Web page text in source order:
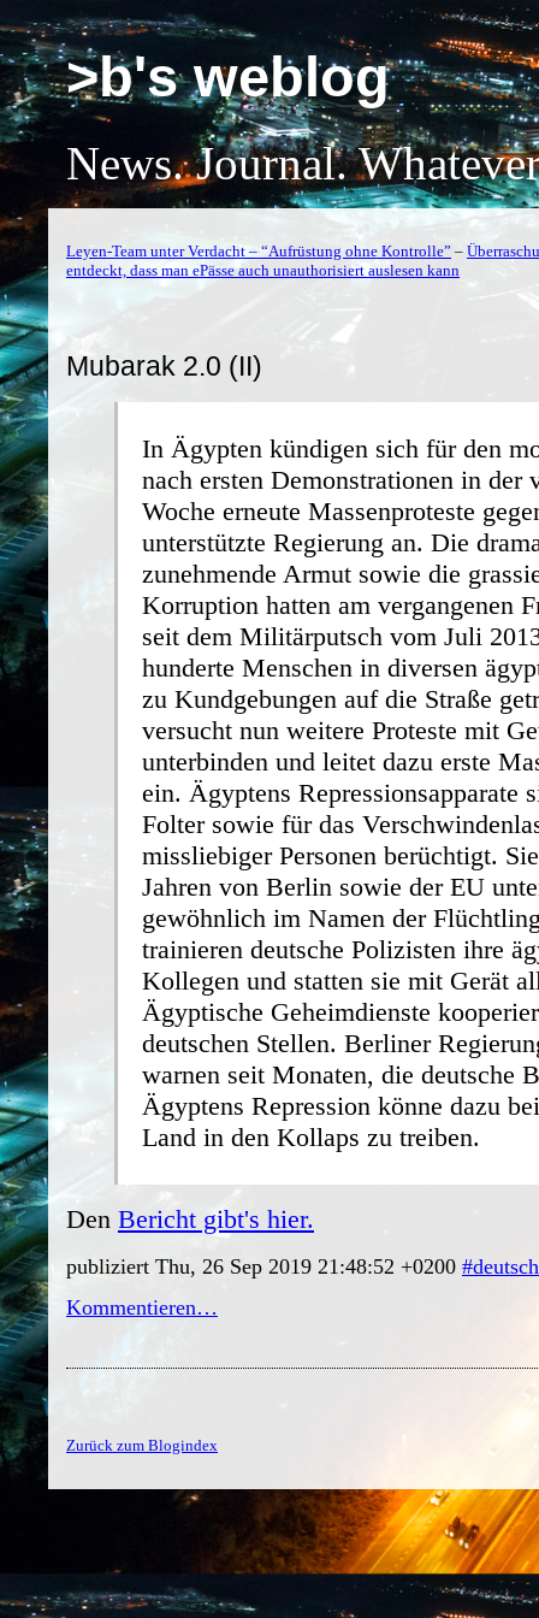
>b's weblog
News. Journal.
Leyen-Team unter Verdacht – “Aufrüstung ohne Kontrolle” –
entdeckt, dass man ePässe auch unauthorisiert auslesen kann
Mubarak 2.0 (II)
In Ägypten kündigen sich für den
nach ersten Demonstrationen in der
Woche erneute Massenproteste
unterstützte Regierung an. Die
zunehmende Armut sowie die
Korruption hatten am vergangenen
seit dem Militärputsch vom Juli
hunderte Menschen in diversen
zu Kundgebungen auf die Straße
versucht nun weitere Proteste mit
unterbinden und leitet dazu erste
ein. Ägyptens Repressionsapparate
Folter sowie für das
missliebiger Personen berüchtigt.
Jahren von Berlin sowie der EU
gewöhnlich im Namen der
trainieren deutsche Polizisten ihre
Kollegen und statten sie mit Gerät
Ägyptische Geheimdienste
deutschen Stellen. Berliner
warnen seit Monaten, die deutsche
Ägyptens Repression könne dazu
Land in den Kollaps zu treiben.
Den Bericht gibt's hier.
publiziert Thu, 26 Sep 2019 21:48:52 +0200
Kommentieren…
Zurück zum Blogindex